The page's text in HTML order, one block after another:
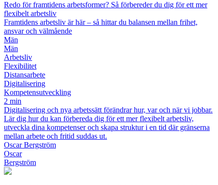
Redo för framtidens arbetsformer? Så förbereder du dig för ett mer
flexibelt arbetsliv
Framtidens arbetsliv är här – så hittar du balansen mellan frihet,
ansvar och välmående
Män
Män
Arbetsliv
Flexibilitet
Distansarbete
Digitalisering
Kompetensutveckling
2 min
Digitalisering och nya arbetssätt förändrar hur, var och när vi jobbar.
Lär dig hur du kan förbereda dig för ett mer flexibelt arbetsliv,
utveckla dina kompetenser och skapa struktur i en tid där gränserna
mellan arbete och fritid suddas ut.
Oscar Bergström
Oscar
Bergström